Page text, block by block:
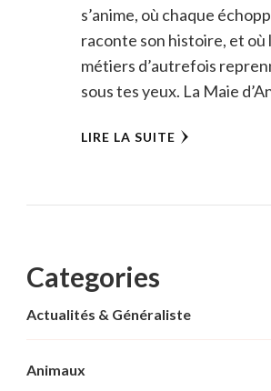
s’anime, où chaque
raconte son histoire, et où
métiers d’autrefois
sous tes yeux. La Maie
LIRE LA SUITE
Categories
Actualités & Généraliste
Animaux